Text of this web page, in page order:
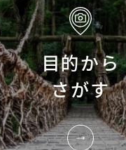
目的から
さがす